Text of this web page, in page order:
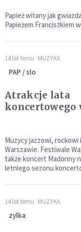
Papież witany jak
Papieżem Franciszkiem
14 lat temu MUZYKA
PAP / slo
Atrakcje lata
koncertowego
Muzycy jazzowi,
Warszawie. Festiwale
także koncert Madonny
letniego sezonu
14 lat temu MUZYKA
zylka